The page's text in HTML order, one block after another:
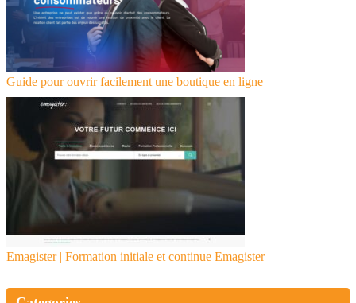
Guide pour ouvrir facilement une boutique en ligne
Emagister | Formation initiale et continue Emagister